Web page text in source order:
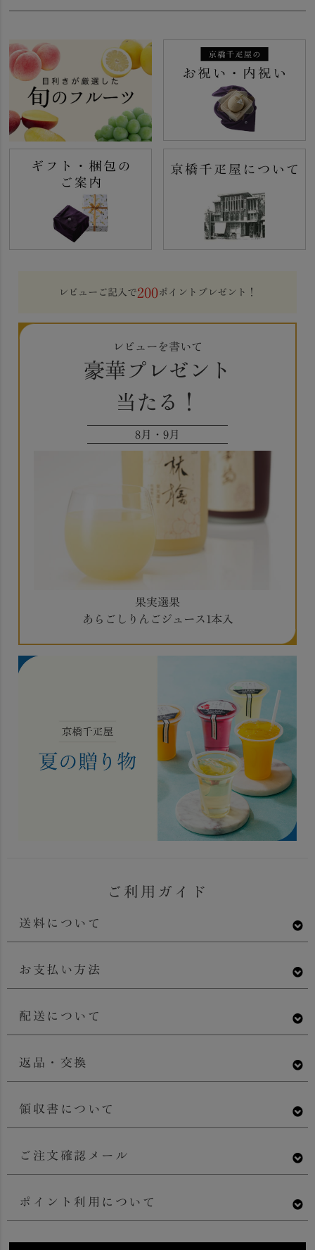
レビューご記入で200ポイントプレゼント！
レビューを書いて
豪華プレゼント
当たる！
8月・9月
果実選果
あらごしりんごジュース1本入
ご利用ガイド
送料について
お支払い方法
配送について
返品・交換
領収書について
ご注文確認メール
ポイント利用について